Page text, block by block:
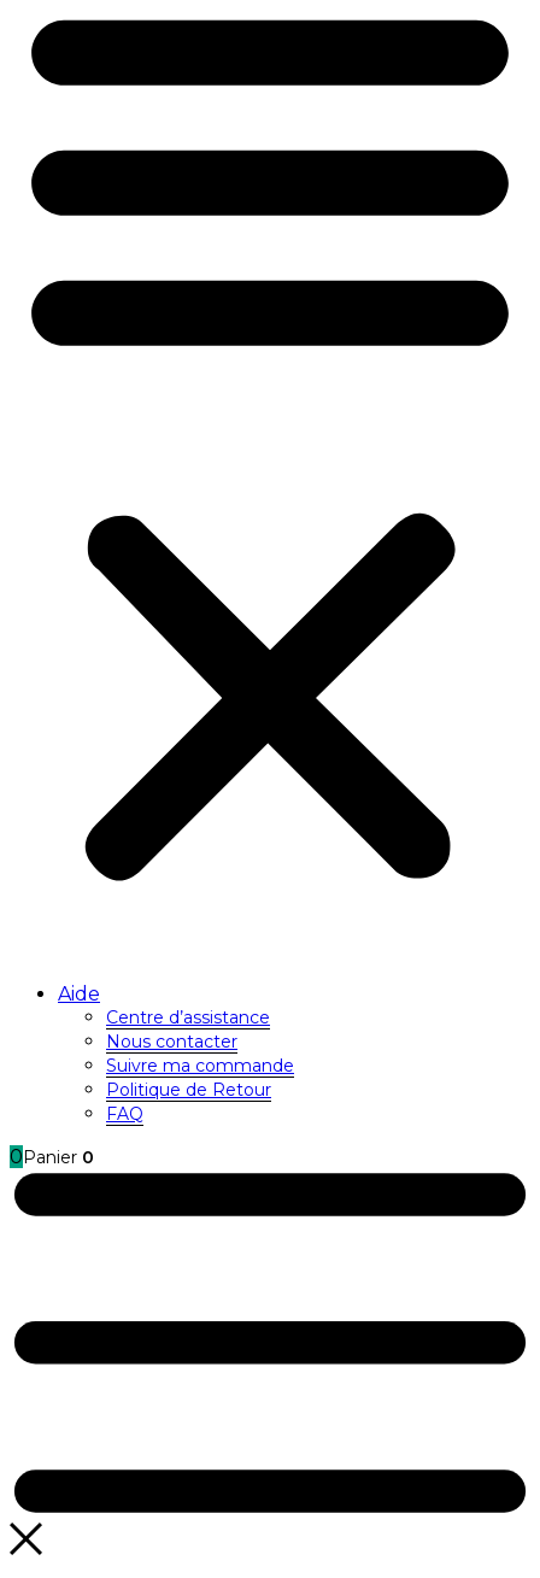
Aide
Centre d’assistance
Nous contacter
Suivre ma commande
Politique de Retour
FAQ
0 Panier 0